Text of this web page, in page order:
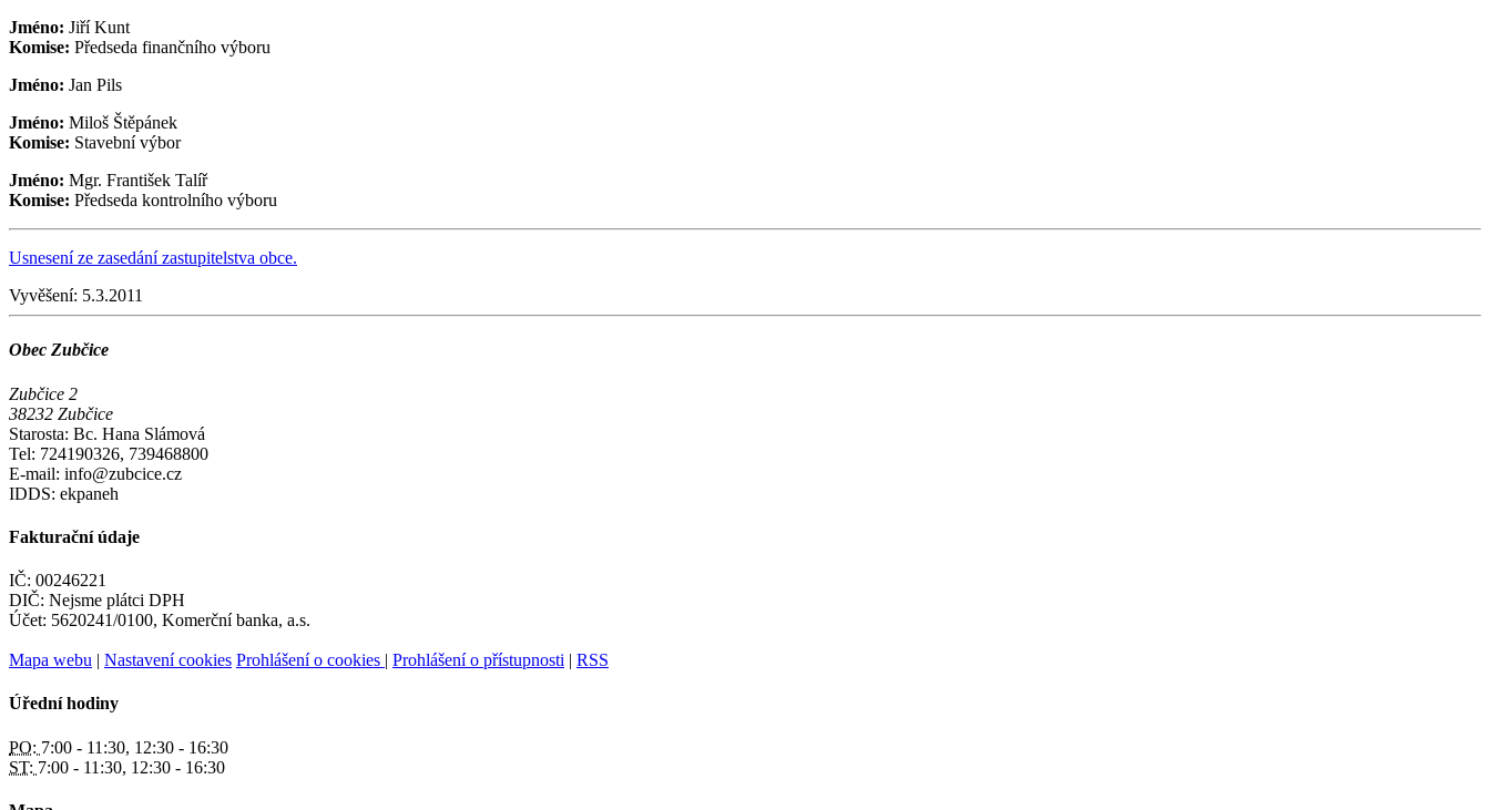
Jméno: Jiří Kunt
Komise: Předseda finančního výboru
Jméno: Jan Pils
Jméno: Miloš Štěpánek
Komise: Stavební výbor
Jméno: Mgr. František Talíř
Komise: Předseda kontrolního výboru
Usnesení ze zasedání zastupitelstva obce.
Vyvěšení: 5.3.2011
Obec Zubčice
Zubčice 2
38232 Zubčice
Starosta: Bc. Hana Slámová
Tel: 724190326, 739468800
E-mail: info@zubcice.cz
IDDS: ekpaneh
Fakturační údaje
IČ: 00246221
DIČ: Nejsme plátci DPH
Účet: 5620241/0100, Komerční banka, a.s.
Mapa webu | Nastavení cookies Prohlášení o cookies | Prohlášení o přístupnosti | RSS
Úřední hodiny
PO: 7:00 - 11:30, 12:30 - 16:30
ST: 7:00 - 11:30, 12:30 - 16:30